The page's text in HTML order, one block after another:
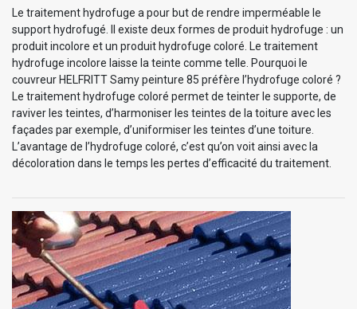
Le traitement hydrofuge a pour but de rendre imperméable le
support hydrofugé. Il existe deux formes de produit hydrofuge : un
produit incolore et un produit hydrofuge coloré. Le traitement
hydrofuge incolore laisse la teinte comme telle. Pourquoi le
couvreur HELFRITT Samy peinture 85 préfère l’hydrofuge coloré ?
Le traitement hydrofuge coloré permet de teinter le supporte, de
raviver les teintes, d’harmoniser les teintes de la toiture avec les
façades par exemple, d’uniformiser les teintes d’une toiture.
L’avantage de l’hydrofuge coloré, c’est qu’on voit ainsi avec la
décoloration dans le temps les pertes d’efficacité du traitement.